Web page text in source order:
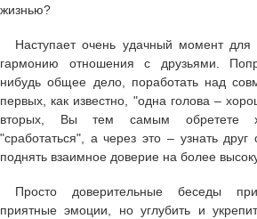
жизнью?
Наступает очень удачный момент для
гармонию отношения с друзьями.
нибудь общее дело, поработать над
первых, как известно, "одна голова –
вторых, Вы тем самым обретете
"сработаться", а через это – узнать
поднять взаимное доверие на более
Просто доверительные беседы
приятные эмоции, но углубить и